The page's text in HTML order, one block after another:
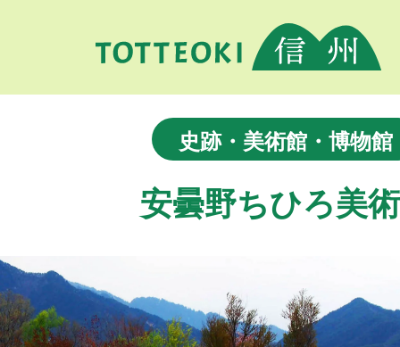
史跡・美術館・博物館
安曇野ちひろ美